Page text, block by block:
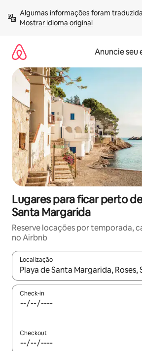
para
Mostrar idioma original
Anuncie seu
Lugares para ficar perto
Santa Margarida
Reserve locações por temporada,
no Airbnb
Localização
Quando os resultados estiverem
Check-in
Checkout